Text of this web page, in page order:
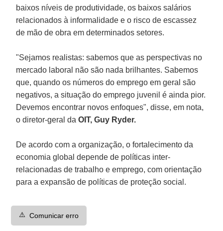
baixos níveis de produtividade, os baixos salários
relacionados à informalidade e o risco de escassez
de mão de obra em determinados setores.
"Sejamos realistas: sabemos que as perspectivas no
mercado laboral não são nada brilhantes. Sabemos
que, quando os números do emprego em geral são
negativos, a situação do emprego juvenil é ainda pior.
Devemos encontrar novos enfoques", disse, em nota,
o diretor-geral daOIT, Guy Ryder.
De acordo com a organização, o fortalecimento da
economia global depende de políticas inter-
relacionadas de trabalho e emprego, com orientação
para a expansão de políticas de proteção social.
⚠️ Comunicar erro